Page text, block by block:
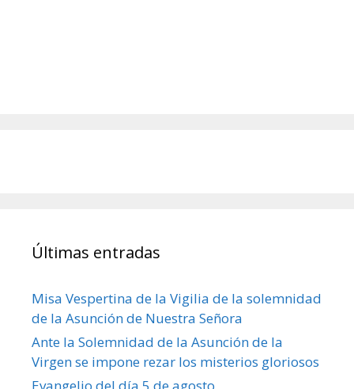
Últimas entradas
Misa Vespertina de la Vigilia de la solemnidad
de la Asunción de Nuestra Señora
Ante la Solemnidad de la Asunción de la
Virgen se impone rezar los misterios gloriosos